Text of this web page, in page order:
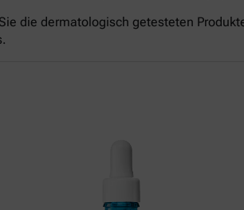
die dermatologisch getesteten